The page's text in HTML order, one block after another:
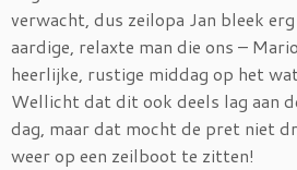
verwacht, dus zeilopa Jan bleek
aardige, relaxte man die ons –
heerlijke, rustige middag op het
Wellicht dat dit ook deels lag aan
dag, maar dat mocht de pret niet
weer op een zeilboot te zitten!